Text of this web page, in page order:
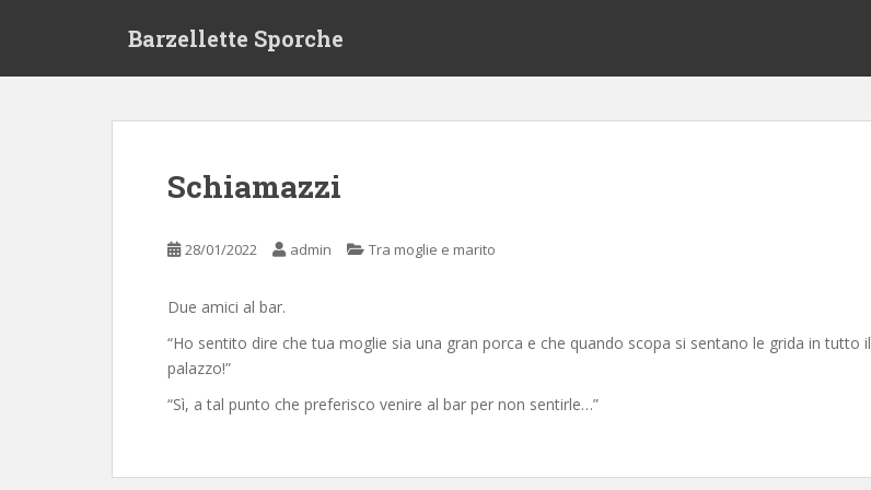
Barzellette Sporche
Schiamazzi
28/01/2022 admin Tra moglie e marito
Due amici al bar.
“Ho sentito dire che tua moglie sia una gran porca e che quando scopa si sentano le grida in tutto il
palazzo!”
“Sì, a tal punto che preferisco venire al bar per non sentirle…”